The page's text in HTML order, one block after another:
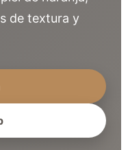
de textura y